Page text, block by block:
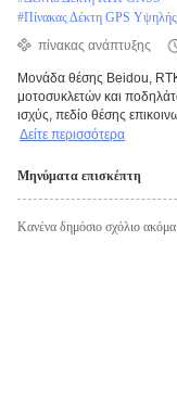
#Πίνακας Δέκτη GPS Υψηλής
πίνακας ανάπτυξης
Μονάδα θέσης Beidou,
μοτοσυκλετών και
ισχύς, πεδίο θέσης
Δείτε περισσότερα
Μηνύματα επισκέπτη
Κανένα δημόσιο σχόλιο ακόμα